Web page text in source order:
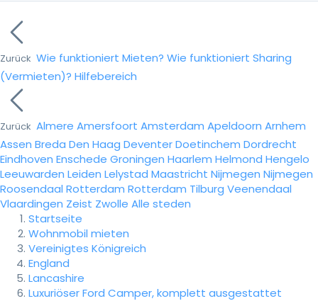
Zurück Wie funktioniert Mieten? Wie funktioniert Sharing
(Vermieten)? Hilfebereich
Zurück Almere Amersfoort Amsterdam Apeldoorn Arnhem
Assen Breda Den Haag DeventerDoetinchem Dordrecht
Eindhoven Enschede Groningen Haarlem Helmond Hengelo
Leeuwarden Leiden Lelystad Maastricht Nijmegen Nijmegen
Roosendaal Rotterdam Rotterdam Tilburg Veenendaal
Vlaardingen Zeist Zwolle Alle steden
Startseite
Wohnmobil mieten
Vereinigtes Königreich
England
Lancashire
Luxuriöser Ford Camper, komplett ausgestattet